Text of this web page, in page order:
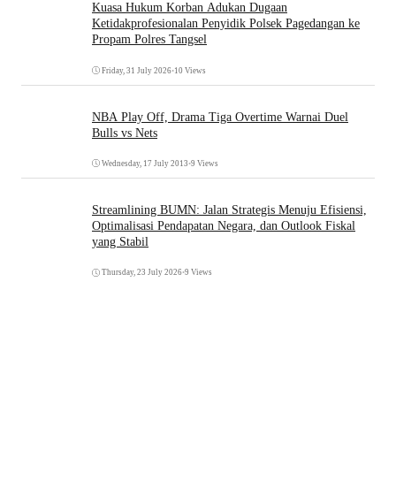
Kuasa Hukum Korban Adukan Dugaan
Ketidakprofesionalan Penyidik Polsek Pagedangan ke
Propam Polres Tangsel
Friday, 31 July 2026•10 Views
NBA Play Off, Drama Tiga Overtime Warnai Duel
Bulls vs Nets
Wednesday, 17 July 2013 •9 Views
Streamlining BUMN: Jalan Strategis Menuju Efisiensi,
Optimalisasi Pendapatan Negara, dan Outlook Fiskal
yang Stabil
Thursday, 23 July 2026•9 Views